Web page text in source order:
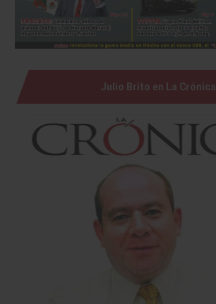
Julio Brito en La Crónica